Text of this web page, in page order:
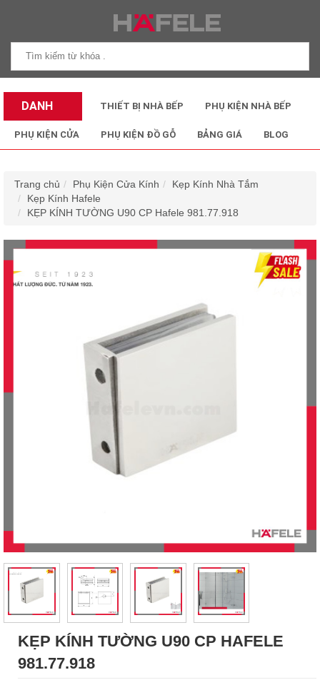
DANH
MỤC SẢN
THIẾT BỊ NHÀ BẾP PHỤ KIỆN NHÀ BẾP
PHỤ KIỆN CỬA PHỤ KIỆN ĐỒ GỖ BẢNG GIÁ BLOG
Trang chủ Phụ Kiện Cửa Kính
Kẹp Kính Nhà Tắm
Kẹp Kính Hafele
KẸP KÍNH TƯỜNG U90 CP Hafele 981.77.918
KẸP KÍNH TƯỜNG U90 CP HAFELE
981.77.918